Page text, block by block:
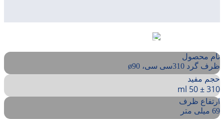
فنی محصول
نام محصول
ظرف گرد 310سی سی، ø90
حجم مفید
310 ± 50 ml
ارتفاع ظرف
69 میلی متر